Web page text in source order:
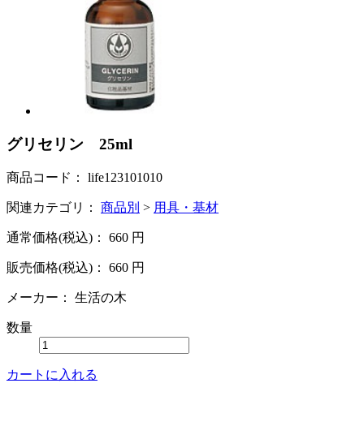
グリセリン 25ml
商品コード： life123101010
関連カテゴリ： 商品別 > 用具・基材
通常価格(税込)： 660 円
販売価格(税込)： 660 円
メーカー： 生活の木
数量
カートに入れる